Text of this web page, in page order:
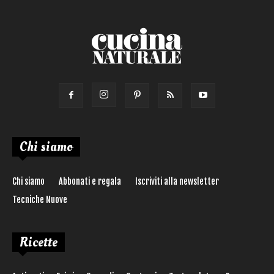
Chi siamo
Chi siamo Abbonati e regala
Iscriviti alla newsletter
Tecniche Nuove
Ricette